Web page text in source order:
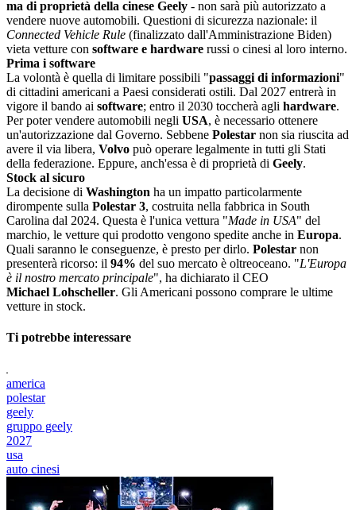
ma di proprietà della cinese Geely - non sarà più autorizzato a
vendere nuove automobili. Questioni di sicurezza nazionale: il
Connected Vehicle Rule (finalizzato dall'Amministrazione Biden)
vieta vetture con software e hardware russi o cinesi al loro interno.
Prima i software
La volontà è quella di limitare possibili "passaggi di informazioni"
di cittadini americani a Paesi considerati ostili. Dal 2027 entrerà in
vigore il bando ai software; entro il 2030 toccherà agli hardware.
Per poter vendere automobili negli USA, è necessario ottenere
un'autorizzazione dal Governo. Sebbene Polestar non sia riuscita ad
avere il via libera, Volvo può operare legalmente in tutti gli Stati
della federazione. Eppure, anch'essa è di proprietà di Geely.
Stock al sicuro
La decisione di Washington ha un impatto particolarmente
dirompente sulla Polestar 3, costruita nella fabbrica in South
Carolina dal 2024. Questa è l'unica vettura "Made in USA" del
marchio, le vetture qui prodotto vengono spedite anche in Europa.
Quali saranno le conseguenze, è presto per dirlo. Polestar non
presenterà ricorso: il 94% del suo mercato è oltreoceano. "L'Europa
è il nostro mercato principale", ha dichiarato il CEO
Michael Lohscheller. Gli Americani possono comprare le ultime
vetture in stock.
Ti potrebbe interessare
america
polestar
geely
gruppo geely
2027
usa
auto cinesi